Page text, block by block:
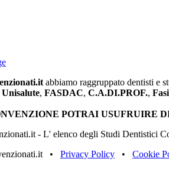
abbiamo raggruppato dentisti e
Unisalute, FASDAC, C.A.DI.PROF.,
POTRAI USUFRUIRE
- L' elenco degli Studi Dentistici
• Privacy Policy • Cookie